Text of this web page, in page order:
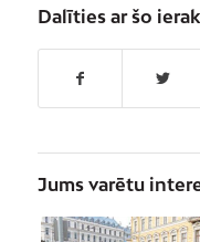
Dalīties ar šo
Jums varētu